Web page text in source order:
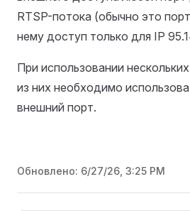
RTSP-потока (обычно это
нему доступ только для IP
При использовании
из них необходимо
внешний порт.
Обновлено: 6/27/26, 3:25 PM